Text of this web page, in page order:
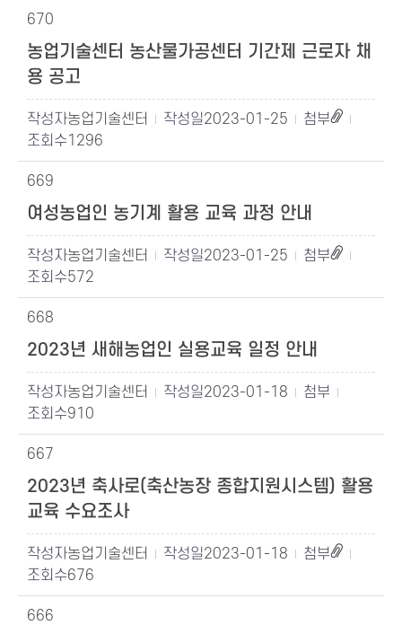
670
농업기술센터 농산물가공센터 기간제 근로자 채
용 공고
농업기술센터
2023-01-25
1296
669
여성농업인 농기계 활용 교육 과정 안내
농업기술센터
2023-01-25
572
668
2023년 새해농업인 실용교육 일정 안내
농업기술센터
2023-01-18
910
667
2023년 축사로(축산농장 종합지원시스템) 활용
교육 수요조사
농업기술센터
2023-01-18
676
666